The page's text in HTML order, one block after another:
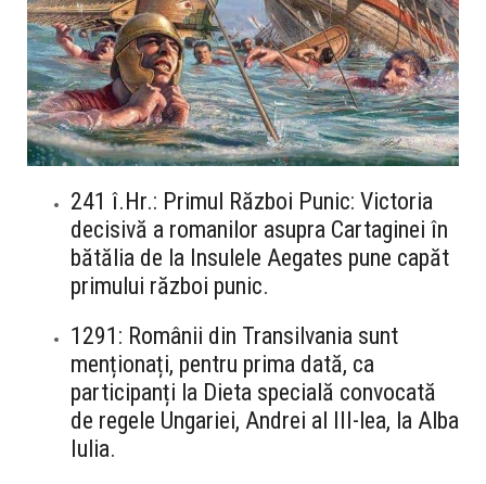
241 î.Hr.: Primul Război Punic: Victoria
decisivă a romanilor asupra Cartaginei în
bătălia de la Insulele Aegates pune capăt
primului război punic.
1291: Românii din Transilvania sunt
menționați, pentru prima dată, ca
participanți la Dieta specială convocată
de regele Ungariei, Andrei al III-lea, la Alba
Iulia.